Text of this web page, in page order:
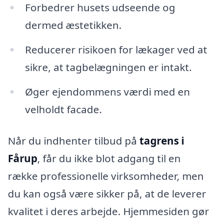
Forbedrer husets udseende og
dermed æstetikken.
Reducerer risikoen for lækager ved at
sikre, at tagbelægningen er intakt.
Øger ejendommens værdi med en
velholdt facade.
Når du indhenter tilbud på tagrens i
Fårup, får du ikke blot adgang til en
række professionelle virksomheder, men
du kan også være sikker på, at de leverer
kvalitet i deres arbejde. Hjemmesiden gør